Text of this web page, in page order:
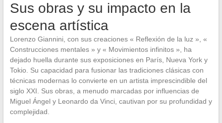
Sus obras y su impacto en la
escena artística
Lorenzo Giannini, con sus creaciones « Reflexión de la luz », «
Construcciones mentales » y « Movimientos infinitos », ha
dejado huella durante sus exposiciones en París, Nueva York y
Tokio. Su capacidad para fusionar las tradiciones clásicas con
técnicas modernas lo convierte en un artista imprescindible del
siglo XXI. Sus obras, a menudo marcadas por influencias de
Miguel Ángel y Leonardo da Vinci, cautivan por su profundidad y
complejidad.